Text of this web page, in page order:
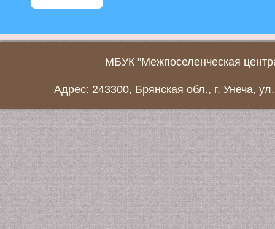
МБУК "Межпоселенческая
Адрес: 243300, Брянская обл., г. Унеча,